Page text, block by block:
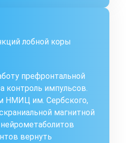
лобной коры
префронтальной
контроль импульсов.
НМИЦ им. Сербского,
магнитной
вернуть